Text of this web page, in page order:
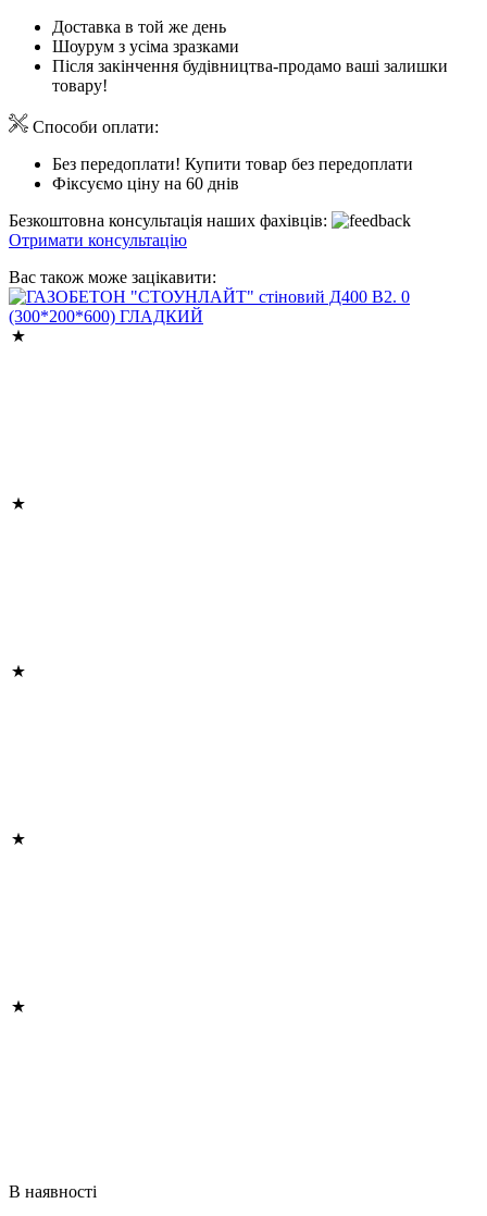
Доставка в той же день
Шоурум з усіма зразками
Після закінчення будівництва-продамо ваші залишки
товару!
Способи оплати:
Без передоплати! Купити товар без передоплати
Фіксуємо ціну на 60 днів
Безкоштовна консультація наших фахівців:
Отримати консультацію
Вас також може зацікавити:
В наявності